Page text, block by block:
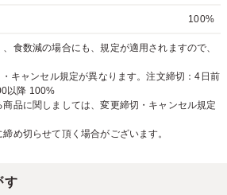
100%
食数減の場合にも、規定が適用されますので、
キャンセル規定が異なります。注文締切：4日前
以降 100%
品に関しましては、変更締切・キャンセル規定
め切らせて頂く場合がございます。
す